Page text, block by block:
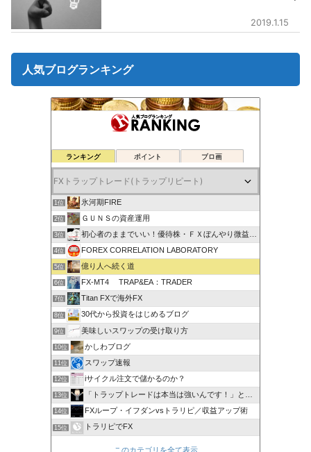
2019.1.15
人気ブログランキング
ランキング ポイント ブロ画
1位 氷河期FIRE
2位 ＧＵＮＳの資産運用
3位 初心者のままでいい！優待株・ＦＸぼんやり微益ブログ
4位 FOREX CORRELATION LABORATORY
5位 億り人へ続く道
6位 FX-MT4 TRAP&EA：TRADER
7位 Titan FXで海外FX
8位 30代から投資をはじめるブログ
9位 美味しいスワップの受け取り方
10位 かしわブログ
11位 スワップ速報
12位 iサイクル注文で儲かるのか？
13位 「トラップトレードは本当は強いんです！」と叫びたい。
14位 FXループ・イフダンvsトラリピ／収益アップ術
15位 トラリピでFX
このカテゴリを全て表示